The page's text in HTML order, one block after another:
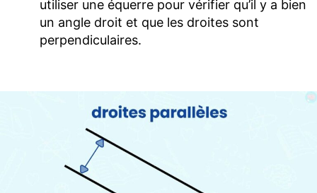
utiliser une équerre pour vérifier qu’il y a bien
un angle droit et que les droites sont
perpendiculaires.